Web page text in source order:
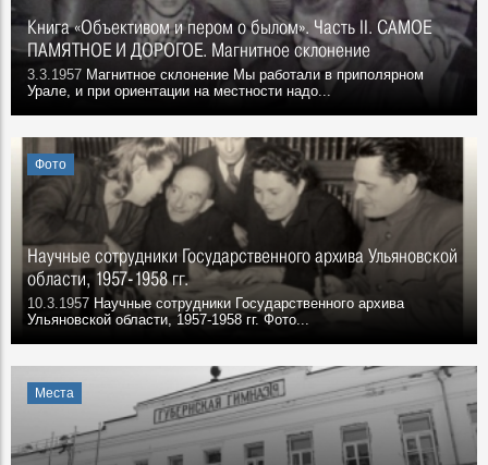
Книга «Объективом и пером о былом». Часть II. САМОЕ
ПАМЯТНОЕ И ДОРОГОЕ. Магнитное склонение
3.3.1957 Магнитное склонение Мы работали в приполярном
Урале, и при ориентации на местности надо...
Фото
Научные сотрудники Государственного архива Ульяновской
области, 1957-1958 гг.
10.3.1957 Научные сотрудники Государственного архива
Ульяновской области, 1957-1958 гг. Фото...
Места